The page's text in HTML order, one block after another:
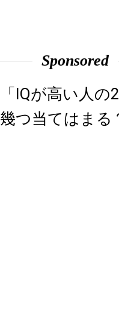
Sponsored
「IQが高い人
幾つ当てはまる